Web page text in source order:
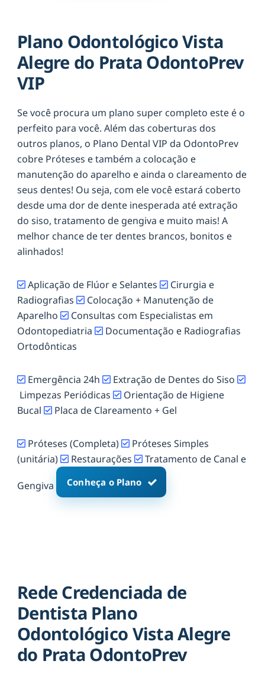
Plano Odontológico Vista
Alegre do Prata OdontoPrev
VIP
Se você procura um plano super completo este é o
perfeito para você. Além das coberturas dos
outros planos, o Plano Dental VIP da OdontoPrev
cobre Próteses e também a colocação e
manutenção do aparelho e ainda o clareamento de
seus dentes! Ou seja, com ele você estará coberto
desde uma dor de dente inesperada até extração
do siso, tratamento de gengiva e muito mais! A
melhor chance de ter dentes brancos, bonitos e
alinhados!
Aplicação de Flúor e Selantes
Cirurgia e
Radiografias
Colocação + Manutenção de
Aparelho
Consultas com Especialistas em
Odontopediatria
Documentação e Radiografias
Ortodônticas
Emergência 24h
Extração de Dentes do Siso
Limpezas Periódicas
Orientação de Higiene
Bucal
Placa de Clareamento + Gel
Próteses (Completa)
Próteses Simples
(unitária)
Restaurações Tratamento de Canal e
Gengiva Conheça o Plano
Rede Credenciada de
Dentista Plano
Odontológico Vista Alegre
do Prata OdontoPrev